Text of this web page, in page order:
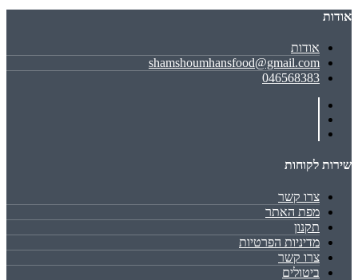
אודות
אודות
shamshoumhansfood@gmail.com
046568383
שירות לקוחות
צרו קשר
מפת האתר
תקנון
מדיניות הפרטיות
צרו קשר
ביטולים